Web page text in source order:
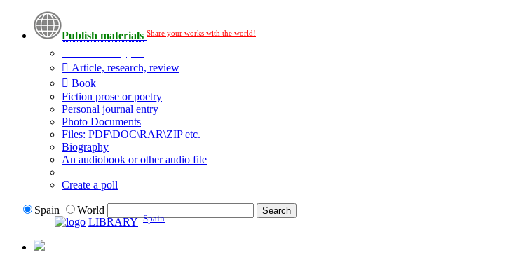
Publish materials Share your works with the world!
Article, research, review
Book
Fiction prose or poetry
Personal journal entry
Photo Documents
Files: PDF\DOC\RAR\ZIP etc.
Biography
An audiobook or other audio file
Create a poll
Spain
World
LIBRARY Spain